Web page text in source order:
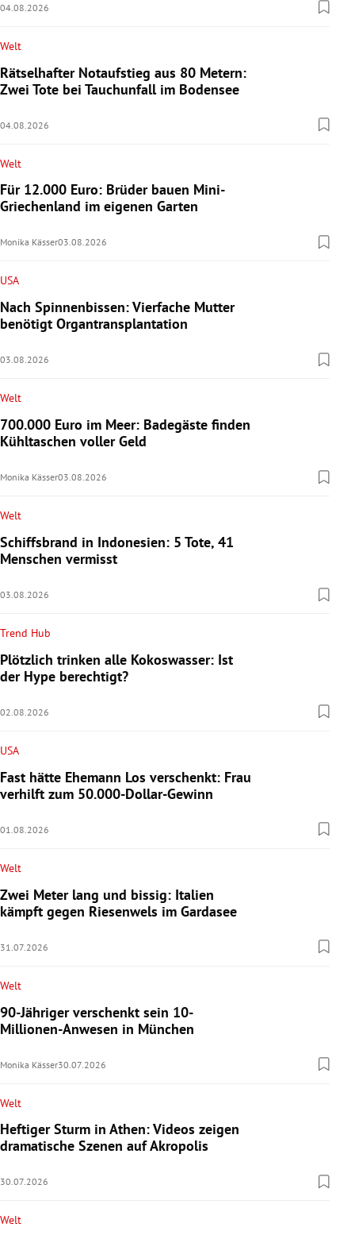
04.08.2026
Welt
Rätselhafter Notaufstieg aus 80 Metern:
Zwei Tote bei Tauchunfall im Bodensee
04.08.2026
Welt
Für 12.000 Euro: Brüder bauen Mini-
Griechenland im eigenen Garten
Monika Kässer03.08.2026
USA
Nach Spinnenbissen: Vierfache Mutter
benötigt Organtransplantation
03.08.2026
Welt
700.000 Euro im Meer: Badegäste finden
Kühltaschen voller Geld
Monika Kässer03.08.2026
Welt
Schiffsbrand in Indonesien: 5 Tote, 41
Menschen vermisst
03.08.2026
Trend Hub
Plötzlich trinken alle Kokoswasser: Ist
der Hype berechtigt?
02.08.2026
USA
Fast hätte Ehemann Los verschenkt: Frau
verhilft zum 50.000-Dollar-Gewinn
01.08.2026
Welt
Zwei Meter lang und bissig: Italien
kämpft gegen Riesenwels im Gardasee
31.07.2026
Welt
90-Jähriger verschenkt sein 10-
Millionen-Anwesen in München
Monika Kässer30.07.2026
Welt
Heftiger Sturm in Athen: Videos zeigen
dramatische Szenen auf Akropolis
30.07.2026
Welt